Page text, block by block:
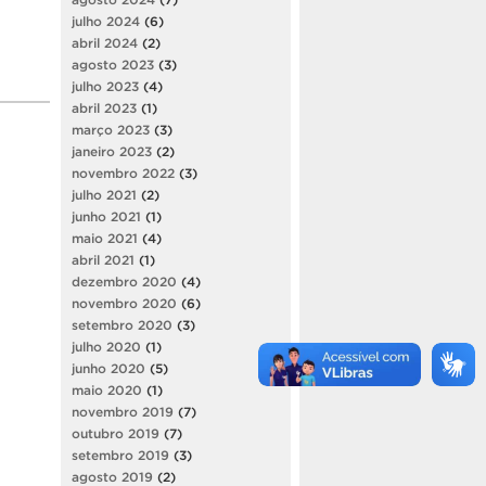
julho 2024 (6)
abril 2024 (2)
agosto 2023 (3)
julho 2023 (4)
abril 2023 (1)
março 2023 (3)
janeiro 2023 (2)
novembro 2022 (3)
julho 2021 (2)
junho 2021 (1)
maio 2021 (4)
abril 2021 (1)
dezembro 2020 (4)
novembro 2020 (6)
setembro 2020 (3)
julho 2020 (1)
junho 2020 (5)
maio 2020 (1)
novembro 2019 (7)
outubro 2019 (7)
setembro 2019 (3)
agosto 2019 (2)